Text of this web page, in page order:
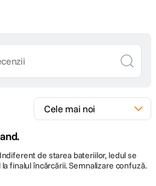
de starea bateriilor, ledul se
finalul încărcării. Semnalizare confuză.